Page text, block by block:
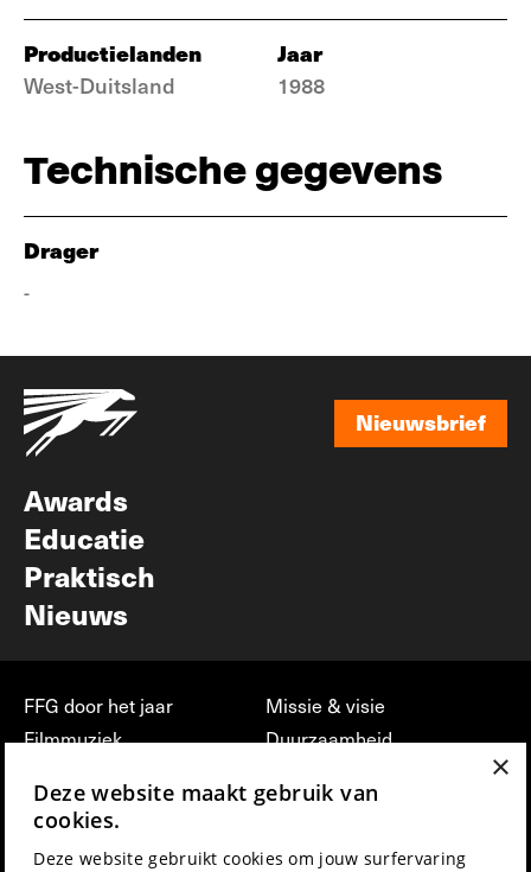
Productielanden
West-Duitsland
Jaar
1988
Technische gegevens
Drager
-
Nieuwsbrief
Awards
Educatie
Praktisch
Nieuws
FFG door het jaar
Filmmuziek
Press & Industry
Missie & visie
Duurzaamheid
vrijwilligerswerk bij FFG
Privacy & Disclaimer
×
Deze website maakt gebruik van
cookies.
Deze website gebruikt cookies om jouw surfervaring